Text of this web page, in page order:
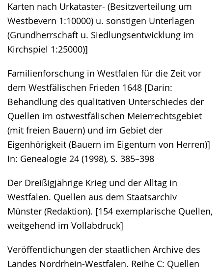
Karten nach Urkataster- (Besitzverteilung um
Westbevern 1:10000) u. sonstigen Unterlagen
(Grundherrschaft u. Siedlungsentwicklung im
Kirchspiel 1:25000)]
Familienforschung in Westfalen für die Zeit vor
dem Westfälischen Frieden 1648 [Darin:
Behandlung des qualitativen Unterschiedes der
Quellen im ostwestfälischen Meierrechtsgebiet
(mit freien Bauern) und im Gebiet der
Eigenhörigkeit (Bauern im Eigentum von Herren)]
In: Genealogie 24 (1998), S. 385–398
Der Dreißigjährige Krieg und der Alltag in
Westfalen. Quellen aus dem Staatsarchiv
Münster (Redaktion). [154 exemplarische Quellen,
weitgehend im Vollabdruck]
Veröffentlichungen der staatlichen Archive des
Landes Nordrhein-Westfalen. Reihe C: Quellen